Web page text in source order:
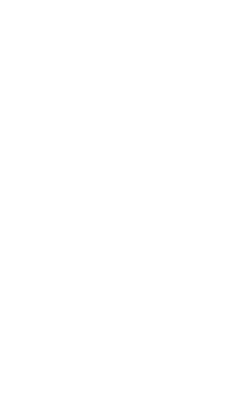
az ipar számára. Szoftver- és
egy Softproofing-megoldást